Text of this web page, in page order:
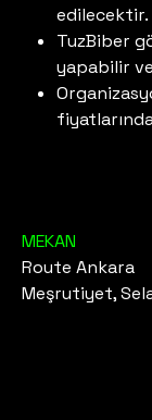
edilecektir.
TuzBiber
yapabilir
MEKAN
Route Ankara
Meşrutiyet,